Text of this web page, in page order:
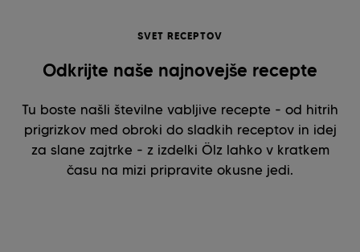
SVET RECEPTOV
Odkrijte naše najnovejše recepte
Tu boste našli številne vabljive recepte - od hitrih
prigrizkov med obroki do sladkih receptov in idej
za slane zajtrke - z izdelki Ölz lahko v kratkem
času na mizi pripravite okusne jedi.